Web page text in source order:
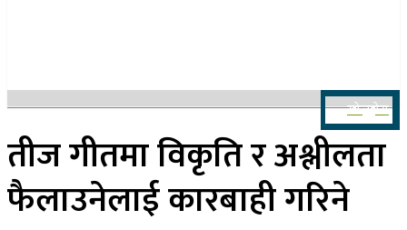
खोज्नुहोस
तीज गीतमा विकृति र अश्लीलता
फैलाउनेलाई कारबाही गरिने